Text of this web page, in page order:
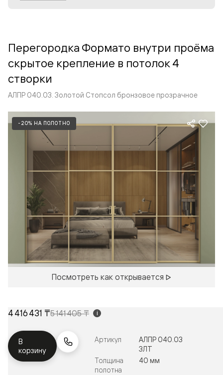
алюминиевых перегородок и дверей координируется
со стеновыми панелями Волховец.
Перегородка Формато внутри проёма
скрытое крепление в потолок 4
створки
АЛПР 040.03. Золотой Стопсол бронзовое прозрачное
-20% НА ПОЛОТНО
Посмотреть как открывается
4 416 431 ₸5 141 405 ₸ i
В
корзину
Артикул
АЛПР 040.03
ЗЛТ
Толщина
полотна
40 мм